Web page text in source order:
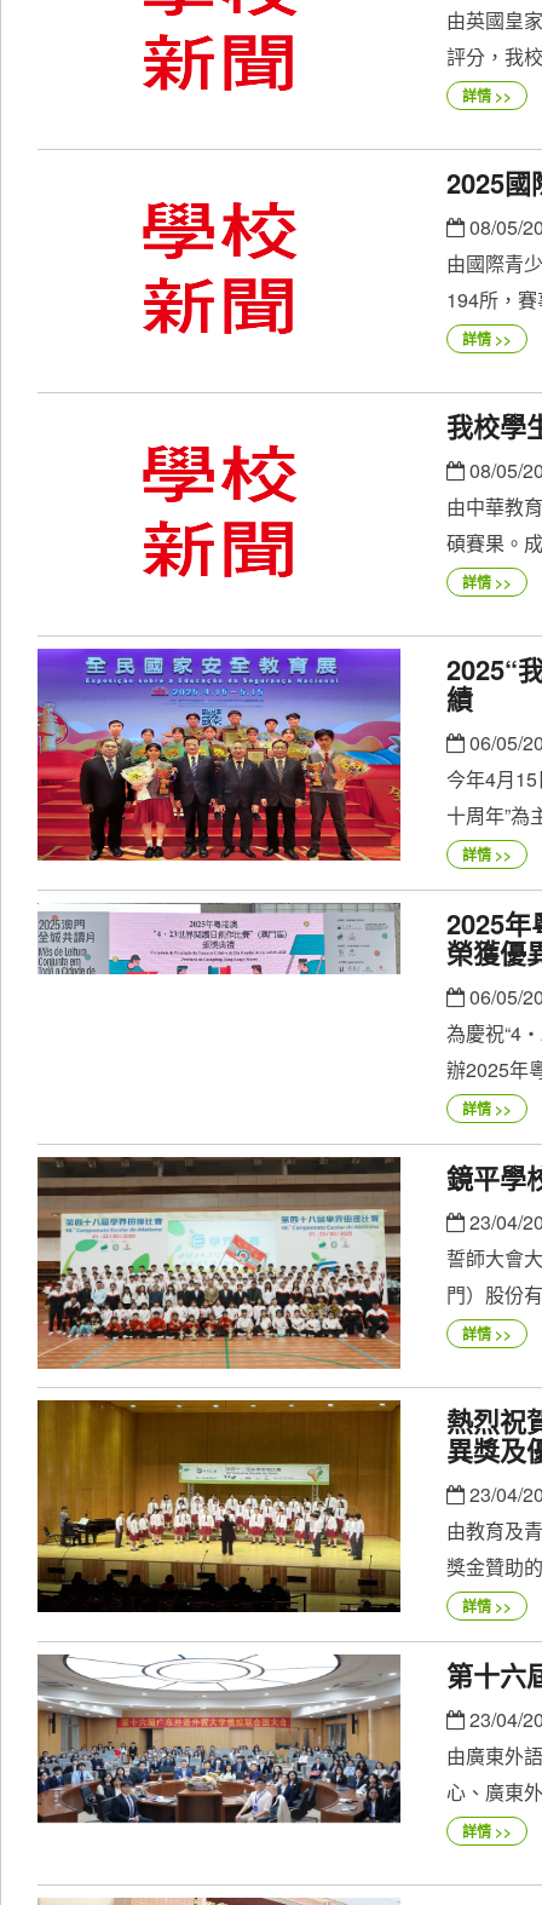
由英國皇
評分，我
詳情 >>
2025
08/05/
由國際青
194所，
詳情 >>
我校學
08/05/
由中華教
碩賽果。
詳情 >>
2025“
績
06/05/
今年4月15
十周年”為
詳情 >>
2025
榮獲優
06/05/
為慶祝
辦2025年
詳情 >>
鏡平學
23/04/
誓師大會
門）股份
詳情 >>
熱烈祝
異獎及
23/04/
由教育及
獎金贊助
詳情 >>
第十六
23/04/
由廣東外
心、廣東
詳情 >>